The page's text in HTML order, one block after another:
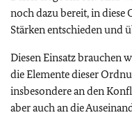
noch dazu bereit, in
Stärken entschieden und
Diesen Einsatz brauchen
die Elemente dieser
insbesondere an den
aber auch an die